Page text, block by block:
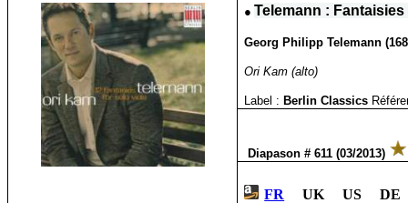
●Telemann :
Georg Philipp Telemann
Ori Kam (alto)
Label : Berlin Classics
Diapason # 611 (03/2013)
FR UK US